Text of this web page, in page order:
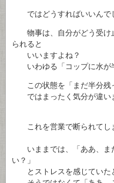
ではどうすればいいんで
物事は、自分がどう受け
られると
いいますよね？
いわゆる「コップに水が
この状態を「まだ半分残
ではまったく気分が違い
これを営業で断られてし
いままでは、「ああ、ま
い？」
とストレスを感じていた